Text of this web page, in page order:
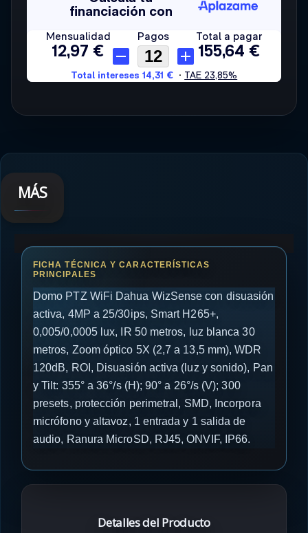
MÁS
Domo PTZ WiFi Dahua WizSense con disuasión
activa, 4MP a 25/30ips, Smart H265+,
0,005/0,0005 lux, IR 50 metros, luz blanca 30
metros, Zoom óptico 5X (2,7 a 13,5 mm), WDR
120dB, ROI, Disuasión activa (luz y sonido), Pan
y Tilt: 355° a 36°/s (H); 90° a 26°/s (V); 300
presets, protección perimetral, SMD, Incorpora
micrófono y altavoz, 1 entrada y 1 salida de
audio, Ranura MicroSD, RJ45, ONVIF, IP66.
Detalles del Producto